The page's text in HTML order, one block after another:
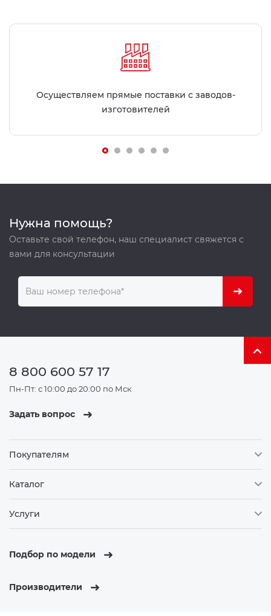
Осуществляем прямые поставки с заводов-
изготовителей
Нужна помощь?
Оставьте свой телефон, наш специалист свяжется с
вами для консультации
8 800 600 57 17
Пн-Пт: с 10:00 до 20:00 по Мск
Задать вопрос
Покупателям
Каталог
Услуги
Подбор по модели
Производители